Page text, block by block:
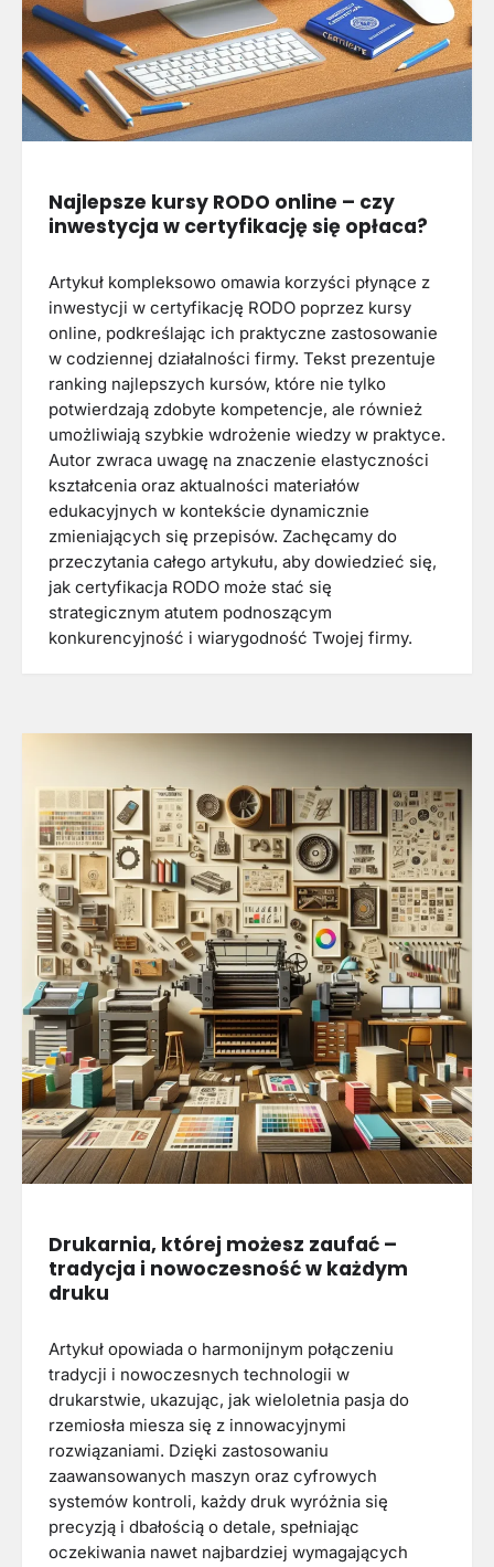
Najlepsze kursy RODO online – czy
inwestycja w certyfikację się opłaca?
Artykuł kompleksowo omawia korzyści płynące z
inwestycji w certyfikację RODO poprzez kursy
online, podkreślając ich praktyczne zastosowanie
w codziennej działalności firmy. Tekst prezentuje
ranking najlepszych kursów, które nie tylko
potwierdzają zdobyte kompetencje, ale również
umożliwiają szybkie wdrożenie wiedzy w praktyce.
Autor zwraca uwagę na znaczenie elastyczności
kształcenia oraz aktualności materiałów
edukacyjnych w kontekście dynamicznie
zmieniających się przepisów. Zachęcamy do
przeczytania całego artykułu, aby dowiedzieć się,
jak certyfikacja RODO może stać się
strategicznym atutem podnoszącym
konkurencyjność i wiarygodność Twojej firmy.
Drukarnia, której możesz zaufać –
tradycja i nowoczesność w każdym
druku
Artykuł opowiada o harmonijnym połączeniu
tradycji i nowoczesnych technologii w
drukarstwie, ukazując, jak wieloletnia pasja do
rzemiosła miesza się z innowacyjnymi
rozwiązaniami. Dzięki zastosowaniu
zaawansowanych maszyn oraz cyfrowych
systemów kontroli, każdy druk wyróżnia się
precyzją i dbałością o detale, spełniając
oczekiwania nawet najbardziej wymagających